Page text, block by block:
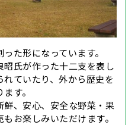
た形になっています。
氏が作った十二支を表し
ていたり、外から歴史を
す。
、安心、安全な野菜・果
お楽しみいただけます。